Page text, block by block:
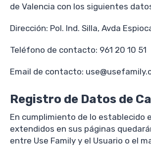
de Valencia con los siguientes
Dirección: Pol. Ind. Silla, Avda
Teléfono de contacto: 961 20 10 51
Email de contacto:
Registro de Datos de
En cumplimiento de lo establecido
extendidos en sus páginas
entre Use Family y el Usuario o el